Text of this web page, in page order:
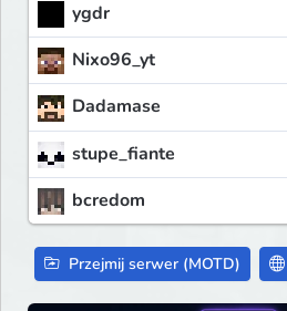
ygdr
Nixo96_yt
Dadamase
stupe_fiante
bcredom
Przejmij serwer (MOTD)